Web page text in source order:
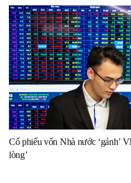
Cổ phiếu vốn Nhà nước ‘gánh’
lòng’